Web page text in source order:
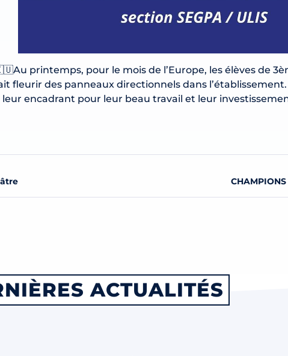
printemps, pour le mois de l’Europe, les élèves de
fleurir des panneaux directionnels dans
leur encadrant pour leur beau travail et leur
CHAMPIONS
ACTUALITÉS